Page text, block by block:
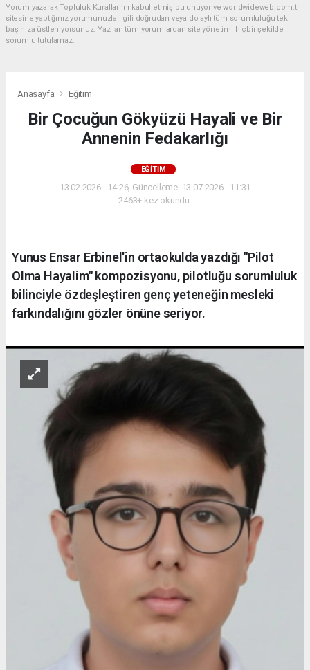
Yorum yazarak Topluluk Kuralları’nı kabul etmiş bulunuyor ve worldwideweb.com.tr
sitesine yaptığınız yorumunuzla ilgili doğrudan veya dolaylı tüm sorumluluğu tek
başınıza üstleniyorsunuz. Yazılan tüm yorumlardan site yönetimi hiçbir şekilde
sorumlu tutulamaz.
Anasayfa Eğitim
Bir Çocuğun Gökyüzü Hayali ve Bir
Annenin Fedakarlığı
EĞITIM
13.02.2026 - 14:26, Güncelleme: 13.07.2026 - 11:31
2463+ kez okundu.
Yunus Ensar Erbinel'in ortaokulda yazdığı "Pilot
Olma Hayalim" kompozisyonu, pilotluğu sorumluluk
bilinciyle özdeşleştiren genç yeteneğin mesleki
farkındalığını gözler önüne seriyor.